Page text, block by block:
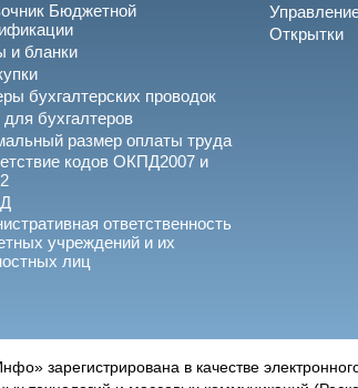
Бюджетной
и бланки
бухгалтерских проводок
бухгалтеров
размер оплаты труда
кодов ОКПД2007 и
ответственность
учреждений и их
лиц
Открытки
зарегистрирована в качестве